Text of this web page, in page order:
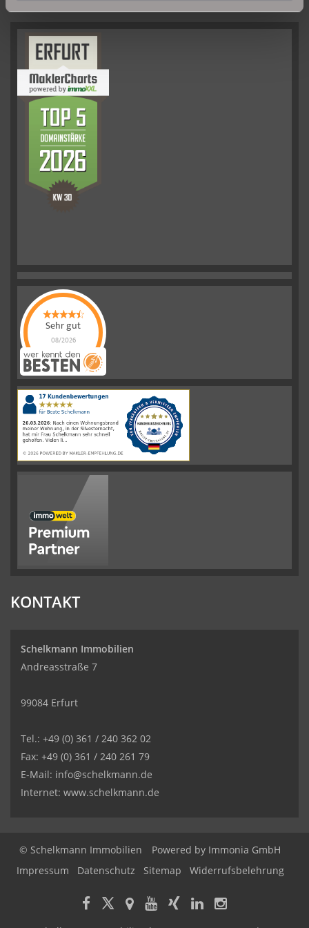
Sehr gut
08/2026
Schelkmann
Immobilienhat
|110Schelkmann
ImmobilienBewertungen
auf
werkenntdenBESTEN.de
KONTAKT
Schelkmann Immobilien
Andreasstraße 7
99084 Erfurt
Tel.: +49 (0) 361 / 240 362 02
Fax: +49 (0) 361 / 240 261 79
E-Mail: info@schelkmann.de
Internet: www.schelkmann.de
© Schelkmann Immobilien Powered by Immonia GmbH
Impressum
Datenschutz Sitemap Widerrufsbelehrung